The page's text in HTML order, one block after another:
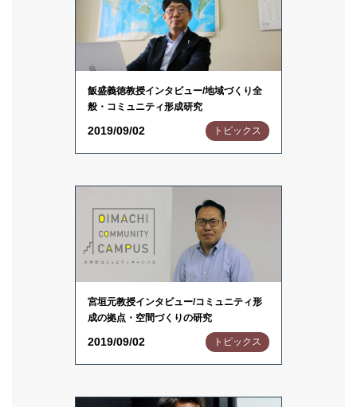
飯盛義徳教授インタビュー/地域づくり全
般・コミュニティ形成研究
2019/09/02 トピックス
宮垣元教授インタビュー/コミュニティ形
成の拠点・空間づくりの研究
2019/09/02 トピックス